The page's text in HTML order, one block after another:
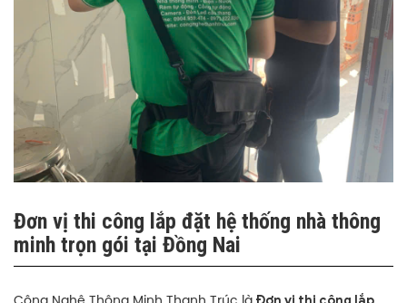
Đơn vị thi công lắp đặt hệ thống nhà thông
minh trọn gói tại Đồng Nai